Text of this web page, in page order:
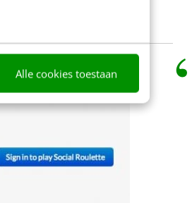
Alle cookies toestaan